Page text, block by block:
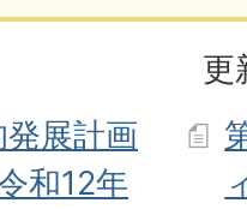
更
展計画
和12年